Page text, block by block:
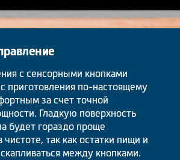
с сенсорными кнопками
приготовления по-настоящему
за счет точной
Гладкую поверхность
будет гораздо проще
так как остатки пищи и
между кнопками.